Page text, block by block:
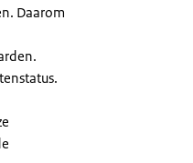
Daarom